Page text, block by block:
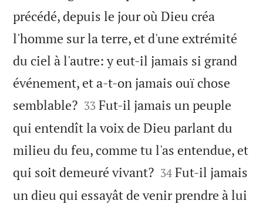
précédé, depuis le jour où Dieu créa
l'homme sur la terre, et d'une extrémité
du ciel à l'autre: y eut-il jamais si grand
événement, et a-t-on jamais ouï chose
semblable?
33 Fut-il jamais un peuple
qui entendît la voix de Dieu parlant du
milieu du feu, comme tu l'as entendue, et
qui soit demeuré vivant?
34 Fut-il jamais
un dieu qui essayât de venir prendre à lui